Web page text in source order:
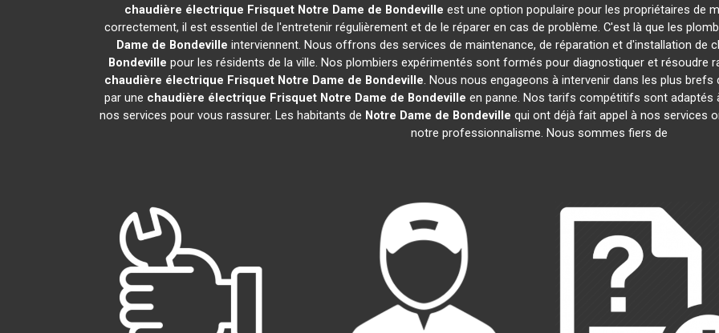
chaudière électrique Frisquet Notre Dame de Bondeville est une option populaire pour les propriétaires de
correctement, il est essentiel de l'entretenir régulièrement et de le réparer en cas de problème. C'est là que les
Dame de Bondeville interviennent. Nous offrons des services de maintenance, de réparation et d'installation de
Bondeville pour les résidents de la ville. Nos plombiers expérimentés sont formés pour diagnostiquer et résoudre
chaudière électrique Frisquet Notre Dame de Bondeville. Nous nous engageons à intervenir dans les plus
par une chaudière électrique Frisquet Notre Dame de Bondeville en panne. Nos tarifs compétitifs sont
nos services pour vous rassurer. Les habitants de Notre Dame de Bondeville qui ont déjà fait appel à nos services
notre professionnalisme. Nous sommes fiers de